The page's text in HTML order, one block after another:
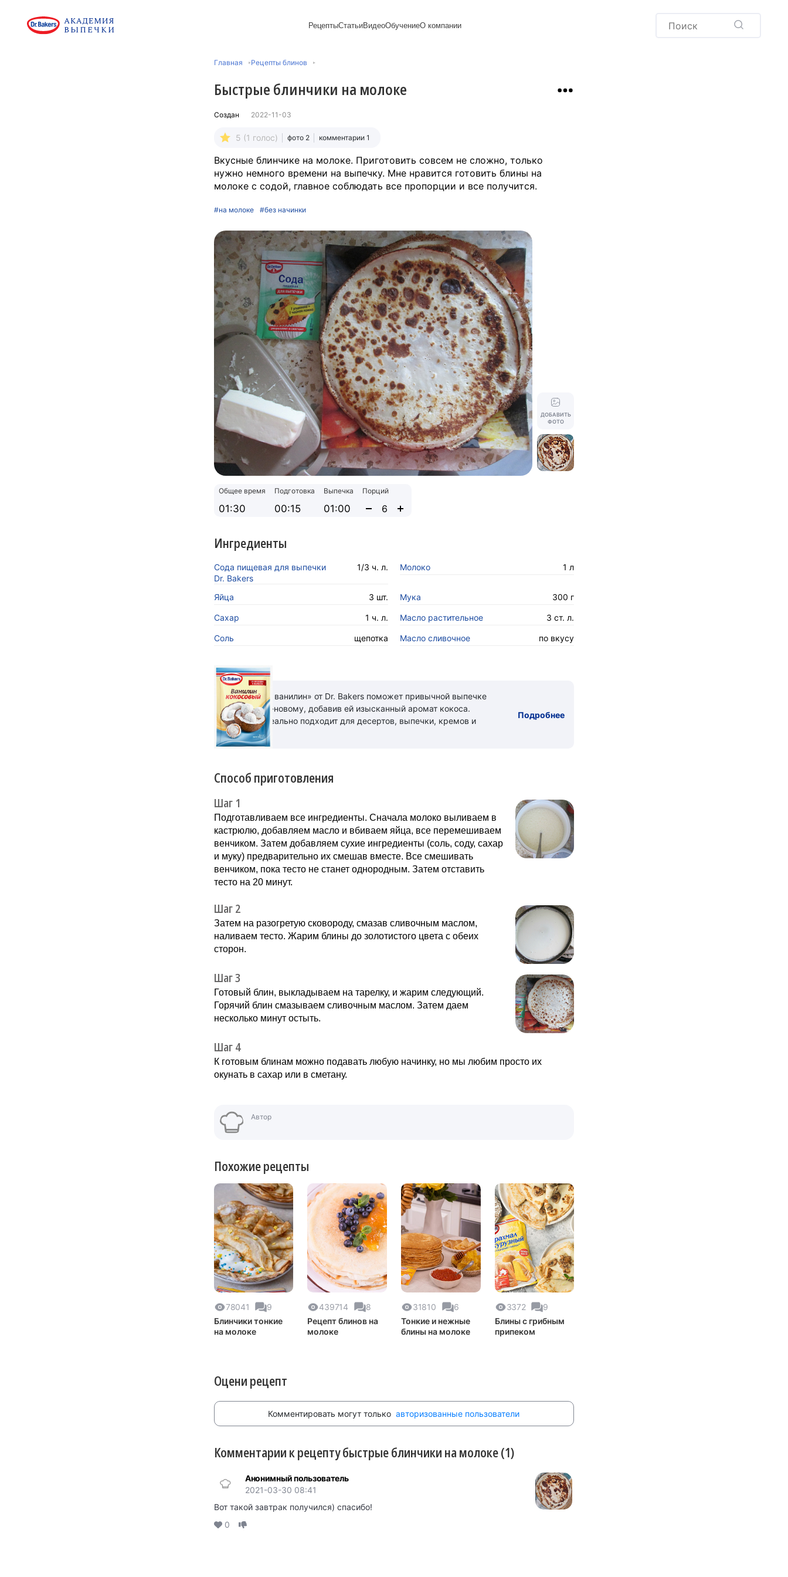
Рецепты
Пасхальная выпечка
Пряники
Варенья и соленья
Статьи
выпечка
закуски
ВидеоОбучениеО компании
Главная Рецепты блинов
Быстрые блинчики на молоке
Создан 2022-11-03
5 (1 голос) фото 2 комментарии 1
Вкусные блинчике на молоке. Приготовить совсем не сложно, только
нужно немного времени на выпечку. Мне нравится готовить блины на
молоке с содой, главное соблюдать все пропорции и все получится.
#на молоке #без начинки
ДОБАВИТЬ
ФОТО
Общее время
01:30
Подготовка
00:15
Выпечка
01:00
Порций
Ингредиенты
Сода пищевая для выпечки
Dr. Bakers
1/3 ч. л. Молоко 1 л
Яйца 3 шт. Мука 300 г
Сахар 1 ч. л. Масло растительное 3 ст. л.
Соль щепотка Масло сливочное по вкусу
«Кокосовый ванилин» от Dr. Bakers поможет привычной выпечке
заиграть по-новому, добавив ей изысканный аромат кокоса.
Новинка идеально подходит для десертов, выпечки, кремов и
напитков.
Подробнее
Способ приготовления
Шаг 1
Подготавливаем все ингредиенты. Сначала молоко выливаем в
кастрюлю, добавляем масло и вбиваем яйца, все перемешиваем
венчиком. Затем добавляем сухие ингредиенты (соль, соду, сахар
и муку) предварительно их смешав вместе. Все смешивать
венчиком, пока тесто не станет однородным. Затем отставить
тесто на 20 минут.
Шаг 2
Затем на разогретую сковороду, смазав сливочным маслом,
наливаем тесто. Жарим блины до золотистого цвета с обеих
сторон.
Шаг 3
Готовый блин, выкладываем на тарелку, и жарим следующий.
Горячий блин смазываем сливочным маслом. Затем даем
несколько минут остыть.
Шаг 4
К готовым блинам можно подавать любую начинку, но мы любим просто их
окунать в сахар или в сметану.
Автор
Похожие рецепты
78041
9
Блинчики тонкие
на молоке
439714
8
Рецепт блинов на
молоке
31810
6
Тонкие и нежные
блины на молоке
3372
9
Блины с грибным
припеком
Оцени рецепт
Комментировать могут толькоавторизованные пользователи
Комментарии к рецепту быстрые блинчики на молоке (1)
Анонимный пользователь
2021-03-30 08:41
Вот такой завтрак получился) спасибо!
0